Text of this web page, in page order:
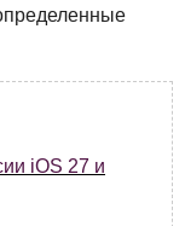
iOS 27 и